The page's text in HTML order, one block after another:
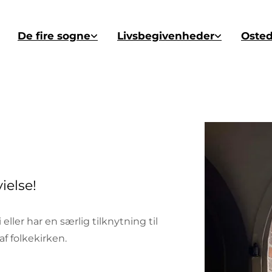
De fire sogne Livsbegivenheder
eller har en særlig tilknytning til
folkekirken.